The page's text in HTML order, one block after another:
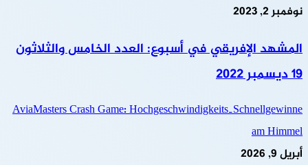
نوفمبر 2, 2023
المشهد الإفريقي في أسبوع: العدد الخامس والثلاثون
19 ديسمبر 2022
AviaMasters Crash Game: Hochgeschwindigkeits‑Schnellgewinne
am Himmel
أبريل 9, 2026